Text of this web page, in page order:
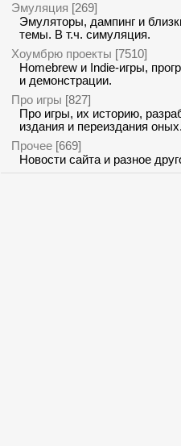
Эмуляция [269]
Эмуляторы, дампинг и
темы. В т.ч. симуляция.
Хоумбрю проекты [7510]
Homebrew и Indie-игры,
и демонстрации.
Про игры [827]
Про игры, их историю,
издания и переиздания оных.
Прочее [669]
Новости сайта и разное